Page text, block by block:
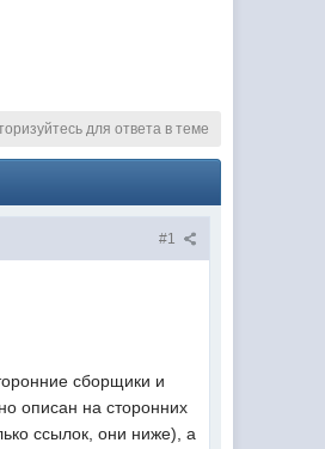
для ответа в теме
#1
сборщики и
описан на сторонних
ссылок, они ниже), а